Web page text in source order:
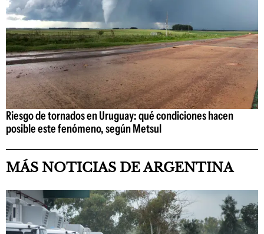
Riesgo de tornados en Uruguay: qué condiciones hacen
posible este fenómeno, según Metsul
MÁS NOTICIAS DE ARGENTINA